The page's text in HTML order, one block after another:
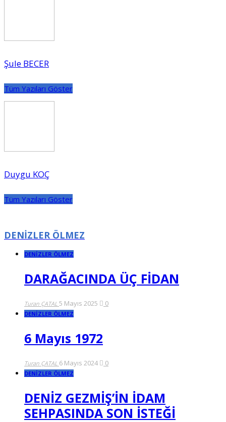
Şule BECER
Tüm Yazıları Göster
Duygu KOÇ
Tüm Yazıları Göster
DENİZLER ÖLMEZ
DENİZLER ÖLMEZ
DARAĞACINDA ÜÇ FİDAN
Turan ÇATAL 5 Mayıs 2025 0
DENİZLER ÖLMEZ
6 Mayıs 1972
Turan ÇATAL 6 Mayıs 2024 0
DENİZLER ÖLMEZ
DENİZ GEZMİŞ’İN İDAM
SEHPASINDA SON İSTEĞİ